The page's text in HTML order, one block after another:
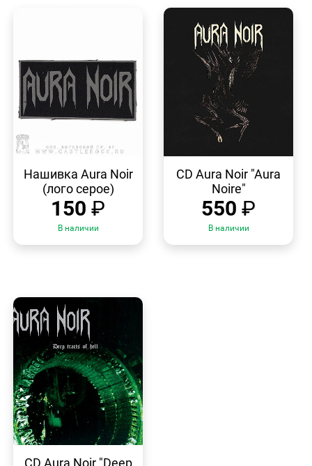
ПРОСМОТР
Нашивка Aura Noir
(лого серое)
150 ₽
В наличии
ПРОСМОТР
CD Aura Noir "Aura
Noire"
550 ₽
В наличии
ПРОСМОТР